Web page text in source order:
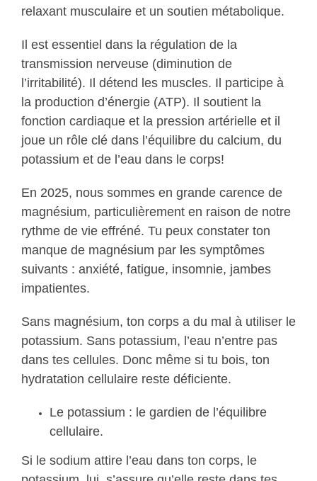
relaxant musculaire et un soutien métabolique.
Il est essentiel dans la régulation de la
transmission nerveuse (diminution de
l’irritabilité). Il détend les muscles. Il participe à
la production d’énergie (ATP). Il soutient la
fonction cardiaque et la pression artérielle et il
joue un rôle clé dans l’équilibre du calcium, du
potassium et de l’eau dans le corps!
En 2025, nous sommes en grande carence de
magnésium, particulièrement en raison de notre
rythme de vie effréné. Tu peux constater ton
manque de magnésium par les symptômes
suivants : anxiété, fatigue, insomnie, jambes
impatientes.
Sans magnésium, ton corps a du mal à utiliser le
potassium. Sans potassium, l’eau n’entre pas
dans tes cellules. Donc même si tu bois, ton
hydratation cellulaire reste déficiente.
Le potassium : le gardien de l’équilibre
cellulaire.
Si le sodium attire l’eau dans ton corps, le